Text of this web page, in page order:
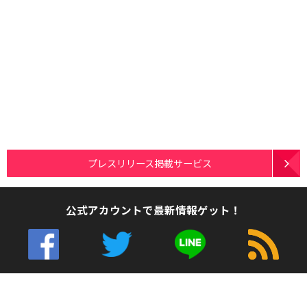
プレスリリース掲載サービス
公式アカウントで最新情報ゲット！